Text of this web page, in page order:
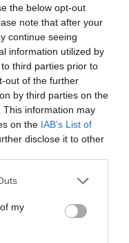
the below opt-out
note that after your
continue seeing
information utilized by
third parties prior to
out of the further
by third parties on the
This information may
on the IAB’s List of
disclose it to other
my
Italia, Bélgica,
Colombia y